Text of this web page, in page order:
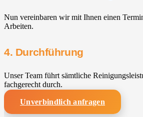
Nun vereinbaren wir mit Ihnen einen
Arbeiten.
4. Durchführung
Unser Team führt sämtliche
fachgerecht durch.
Unverbindlich anfragen